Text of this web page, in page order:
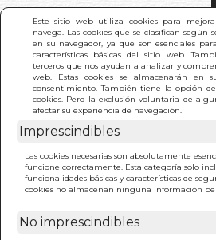
Este sitio web utiliza cookies para
navega. Las cookies que se clasifican según
en su navegador, ya que son esenciales
características básicas del sitio web.
terceros que nos ayudan a analizar y
web. Estas cookies se almacenarán en
consentimiento. También tiene la opción
cookies. Pero la exclusión voluntaria de
afectar su experiencia de navegación.
Imprescindibles
Las cookies necesarias son absolutamente
funcione correctamente. Esta categoría solo
funcionalidades básicas y características de
cookies no almacenan ninguna información
No imprescindibles
INICIO >
ESPAÑOL